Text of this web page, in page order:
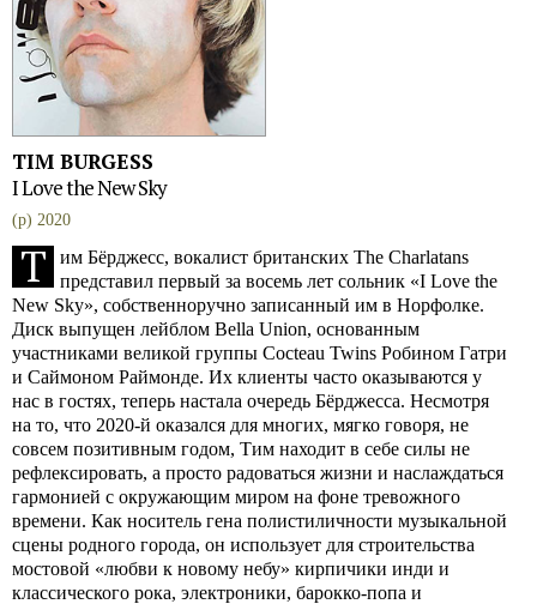
TIM BURGESS
I Love the New Sky
(p) 2020
Т
им Бёрджесс, вокалист британских The Charlatans
представил первый за восемь лет сольник «I Love the
New Sky», собственноручно записанный им в Норфолке.
Диск выпущен лейблом Bella Union, основанным
участниками великой группы Cocteau Twins Робином Гатри
и Саймоном Раймонде. Их клиенты часто оказываются у
нас в гостях, теперь настала очередь Бёрджесса. Несмотря
на то, что 2020-й оказался для многих, мягко говоря, не
совсем позитивным годом, Тим находит в себе силы не
рефлексировать, а просто радоваться жизни и наслаждаться
гармонией с окружающим миром на фоне тревожного
времени. Как носитель гена полистиличности музыкальной
сцены родного города, он использует для строительства
мостовой «любви к новому небу» кирпичики инди и
классического рока, электроники, барокко-попа и